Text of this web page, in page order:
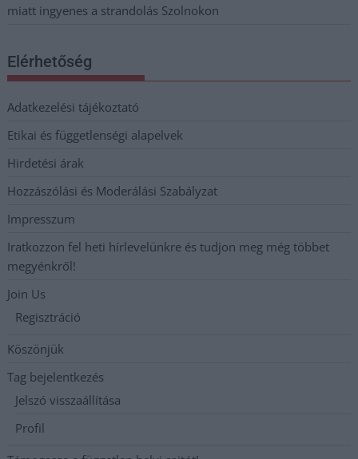
miatt ingyenes a strandolás Szolnokon
Elérhetőség
Adatkezelési tájékoztató
Etikai és függetlenségi alapelvek
Hirdetési árak
Hozzászólási és Moderálási Szabályzat
Impresszum
Iratkozzon fel heti hírlevelünkre és tudjon meg még többet
megyénkről!
Join Us
Regisztráció
Köszönjük
Tag bejelentkezés
Jelszó visszaállítása
Profil